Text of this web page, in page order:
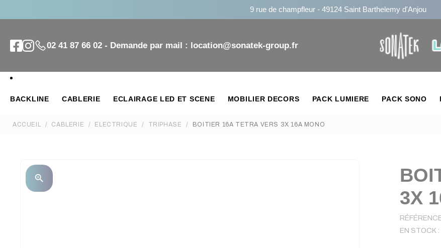
9 rue de champfleur - 49124 Saint Barthelemy d'Anjou
02 41 87 66 02 - Demande par mail : location@sonatek-group.fr
BACKLINE CABLERIE ECLAIRAGE LED ET SCENE MOBILIER DECORS PACK LUMIERE PACK SONO
ACCUEIL CABLERIE ELECTRIQUE TRIPHASE BOITIER 16A TETRA VERS 3X 16A MONO
zoom_in
3X
EN STOCK :